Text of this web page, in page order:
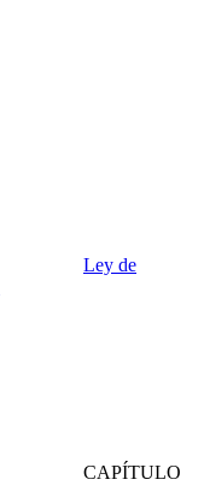
Ley de
CAPÍTULO